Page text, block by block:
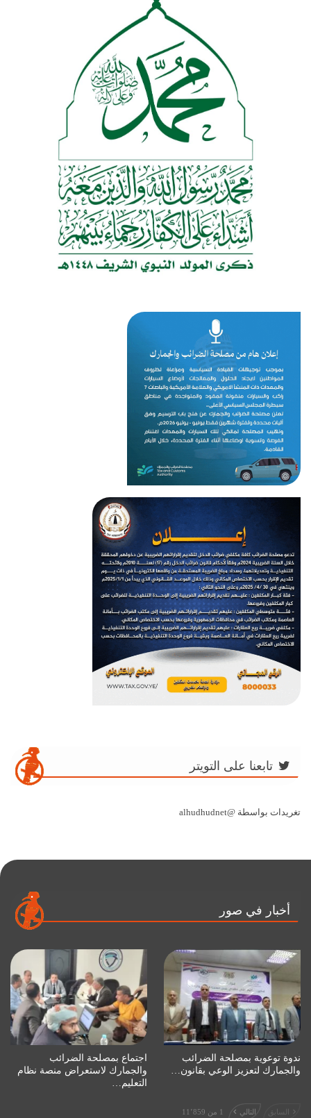
تابعنا على التويتر
تغريدات بواسطة @alhudhudnet
أخبار في صور
ندوة توعوية بمصلحة الضرائب
والجمارك لتعزيز الوعي بقانون…
اجتماع بمصلحة الضرائب
والجمارك لاستعراض منصة نظام
التعليم…
السابق التالي 1 من 11٬859